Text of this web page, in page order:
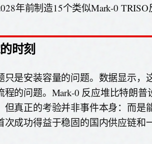
年前制造15个类似Mark-0 TRISO
时刻
是安装容量的问题。数据显示，
的问题。Mark-0 反应堆比特朗普
但真正的考验并非事件本身：而是
成功得益于稳固的国内供应链和